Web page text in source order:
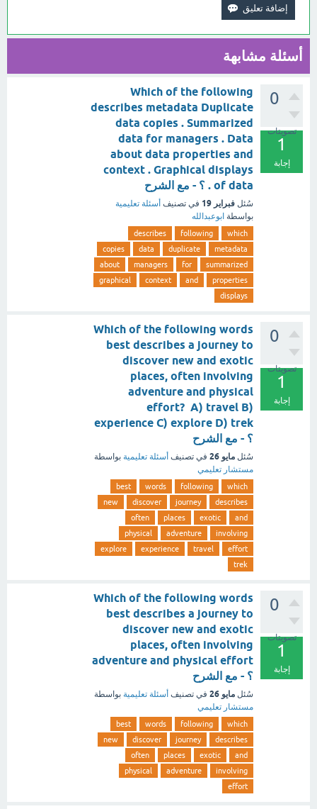
أسئلة مشابهة
0
تصويتات
1
إجابة
Which of the following
describes metadata Duplicate
data copies . Summarized
data for managers . Data
about data properties and
context . Graphical displays
of data . ؟ - مع الشرح
سُئل فبراير 19 في تصنيف أسئلة تعليمية
بواسطة ابوعبدالله
which
following
describes
metadata
duplicate
data
copies
summarized
for
managers
about
properties
and
context
graphical
displays
0
تصويتات
1
إجابة
Which of the following words
best describes a journey to
discover new and exotic
places, often involving
adventure and physical
effort? A) travel B)
experience C) explore D) trek
؟ - مع الشرح
سُئل مايو 26 في تصنيف أسئلة تعليمية بواسطة
مستشار تعليمي
which
following
words
best
describes
journey
discover
new
and
exotic
places
often
involving
adventure
physical
effort
travel
experience
explore
trek
0
تصويتات
1
إجابة
Which of the following words
best describes a journey to
discover new and exotic
places, often involving
adventure and physical effort
؟ - مع الشرح
سُئل مايو 26 في تصنيف أسئلة تعليمية بواسطة
مستشار تعليمي
which
following
words
best
describes
journey
discover
new
and
exotic
places
often
involving
adventure
physical
effort